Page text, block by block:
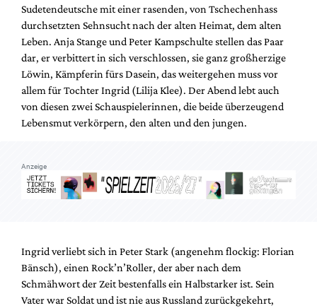
Sudetendeutsche mit einer rasenden, von Tschechenhass
durchsetzten Sehnsucht nach der alten Heimat, dem alten
Leben. Anja Stange und Peter Kampschulte stellen das Paar
dar, er verbittert in sich verschlossen, sie ganz großherzige
Löwin, Kämpferin fürs Dasein, das weitergehen muss vor
allem für Tochter Ingrid (Lilija Klee). Der Abend lebt auch
von diesen zwei Schauspielerinnen, die beide überzeugend
Lebensmut verkörpern, den alten und den jungen.
Anzeige
Ingrid verliebt sich in Peter Stark (angenehm flockig: Florian
Bänsch), einen Rock’n’Roller, der aber nach dem
Schmähwort der Zeit bestenfalls ein Halbstarker ist. Sein
Vater war Soldat und ist nie aus Russland zurückgekehrt,